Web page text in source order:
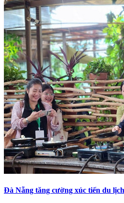
Đà Nẵng tăng cường xúc tiến du lịch